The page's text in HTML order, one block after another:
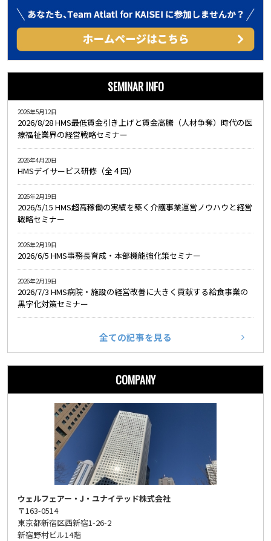
SEMINAR INFO
2026/8/28 HMS最低賃金引き上げと賃金高騰（人材争奪）時代の医
療福祉業界の経営戦略セミナー
2026年5月12日
HMSデイサービス研修（全４回）
2026年4月20日
2026/5/15 HMS超高稼働の実績を築く介護事業運営ノウハウと経営
戦略セミナー
2026年2月19日
2026/6/5 HMS事務長育成・本部機能強化策セミナー
2026年2月19日
2026/7/3 HMS病院・施設の経営改善に大きく貢献する給食事業の
黒字化対策セミナー
2026年2月19日
全ての記事を見る
COMPANY
ウェルフェアー・J・ユナイテッド株式会社
〒163-0514
東京都新宿区西新宿1-26-2
新宿野村ビル14階